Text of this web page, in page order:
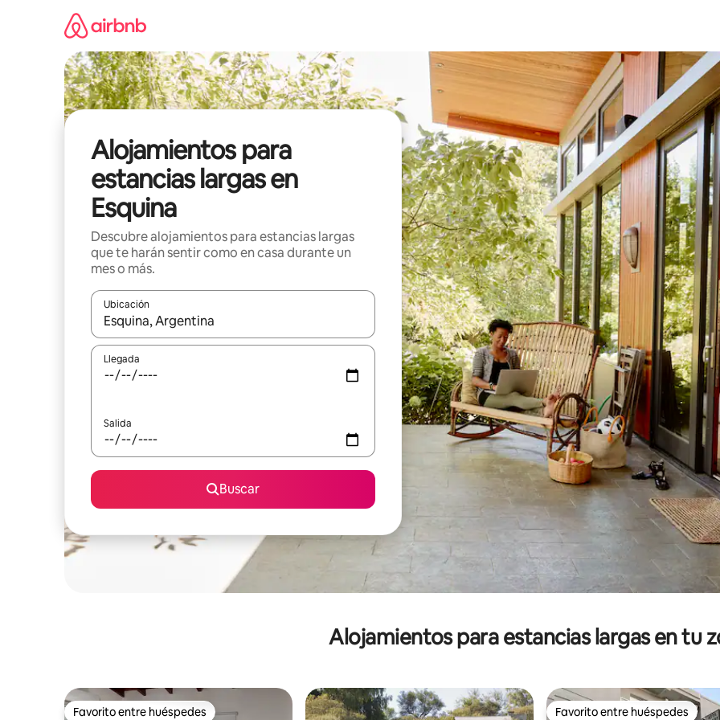
Alojamientos para
estancias largas en
Esquina
Descubre alojamientos para estancias largas
que te harán sentir como en casa durante un
mes o más.
Ubicación
Cuando los resultados estén disponibles, podrás navegar usando las teclas de las flechas hacia arriba y hacia abajo, o
Llegada
Salida
Buscar
Alojamientos para estancias largas en tu
Favorito entre huéspedes Favorito entre huéspedes